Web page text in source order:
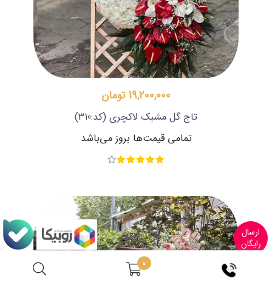
0
19,200,000 تومان
تاج گل مشبک لاکچری (کد:310)
تمامی قیمت‌ها بروز می‌باشد
ارسال
رایگان